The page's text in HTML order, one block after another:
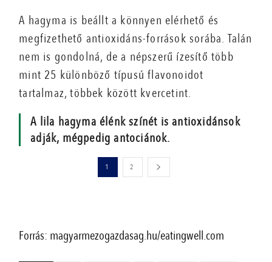
A hagyma is beállt a könnyen elérhető és
megfizethető antioxidáns-források sorába. Talán
nem is gondolná, de a népszerű ízesítő több
mint 25 különböző típusú flavonoidot
tartalmaz, többek között kvercetint.
A lila hagyma élénk színét is antioxidánsok
adják, mégpedig antociánok.
1 2
Forrás: magyarmezogazdasag.hu/eatingwell.com